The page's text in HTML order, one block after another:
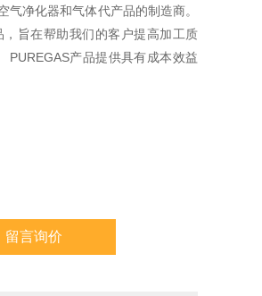
净化器和气体代产品的制造商。
旨在帮助我们的客户提高加工质
PUREGAS产品提供具有成本效益
于为您提供成本效益的方案具有
留言询价